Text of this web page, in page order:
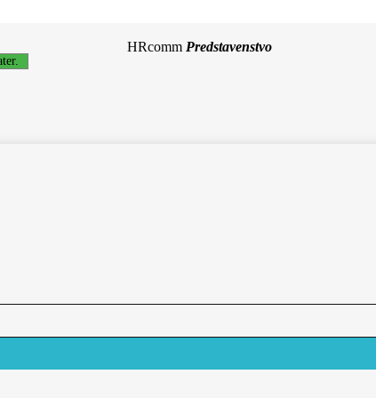
HRcomm Predstavenstvo